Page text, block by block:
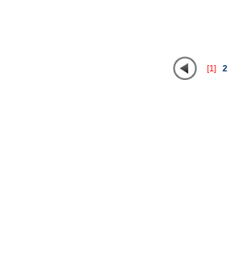
[1] 2